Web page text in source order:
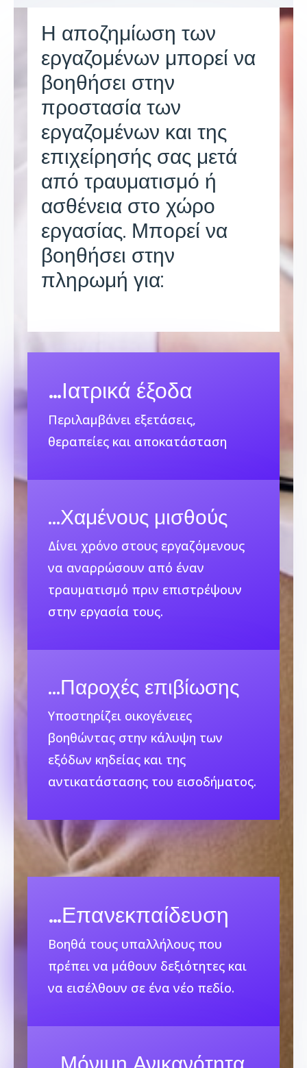
Η αποζημίωση των
εργαζομένων μπορεί να
βοηθήσει στην
προστασία των
εργαζομένων και της
επιχείρησής σας μετά
από τραυματισμό ή
ασθένεια στο χώρο
εργασίας. Μπορεί να
βοηθήσει στην
πληρωμή για:
…Ιατρικά έξοδα
Περιλαμβάνει εξετάσεις,
θεραπείες και αποκατάσταση
…Χαμένους μισθούς
Δίνει χρόνο στους εργαζόμενους
να αναρρώσουν από έναν
τραυματισμό πριν επιστρέψουν
στην εργασία τους.
…Παροχές επιβίωσης
Υποστηρίζει οικογένειες
βοηθώντας στην κάλυψη των
εξόδων κηδείας και της
αντικατάστασης του εισοδήματος.
…Επανεκπαίδευση
Βοηθά τους υπαλλήλους που
πρέπει να μάθουν δεξιότητες και
να εισέλθουν σε ένα νέο πεδίο.